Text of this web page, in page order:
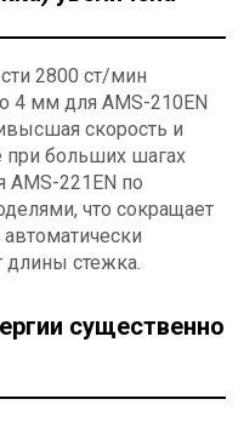
2800 ст/мин
4 мм для AMS-210EN
скорость и
при больших шагах
AMS-221EN по
что сокращает
длины стежка.
существенно